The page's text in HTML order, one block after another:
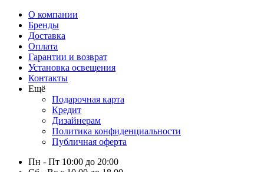
О компании
Бренды
Доставка
Оплата
Гарантии и возврат
Установка освещения
Контакты
Ещё
Подарочная карта
Кредит
Дизайнерам
Политика конфиденциальности
Публичная оферта
Пн - Пт 10:00 до 20:00